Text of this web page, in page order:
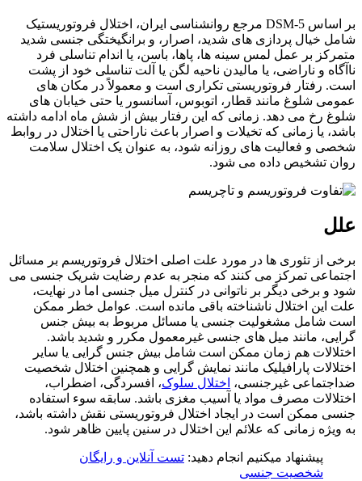
بر اساس DSM-5 مرجع روانشناسی ایران، اختلال فروتوریستیک
خیال پردازی های شدید، اصرار، و برانگیختگی جنسی شدید
بر عمل لمس سینه ها، پاها، باسن، یا اندام تناسلی فرد
و ناراضی، یا مالیدن ناحیه لگن یا آلت تناسلی خود از پشت
رفتار فروتوریستی تکراری است و معمولاً در مکان های
شلوغ مانند قطار، اتوبوس، آسانسور یا حتی خیابان های
رخ می دهد. زمانی که این رفتار بیش از شش ماه ادامه داشته
یا زمانی که تخیلات و اصرار باعث ناراحتی یا اختلال در روابط
و فعالیت های روزانه شود، به عنوان یک اختلال سلامت
تشخیص داده می شود.
از تئوری ها در مورد علت اصلی اختلال فروتوریسم بر مسائل
تمرکز می کنند که منجر به عدم رضایت شریک جنسی می
برخی دیگر بر ناتوانی در کنترل میل جنسی اما در نهایت،
این اختلال ناشناخته باقی مانده است. عوامل خطر ممکن
شامل مشغولیت جنسی یا مسائل مربوط به بیش جنس
مانند میل های جنسی غیرمعمول مکرر و شدید باشد.
هم زمان ممکن است شامل بیش جنس گرایی یا سایر
پارافیلیک مانند نمایش گرایی و همچنین اختلال شخصیت
غیرجنسی،اختلال سلوک، افسردگی، اضطراب،
مصرف مواد یا آسیب مغزی باشد. سابقه سوء استفاده
ممکن است در ایجاد اختلال فروتوریستی نقش داشته باشد،
زمانی که علائم این اختلال در سنین پایین ظاهر شود.
پیشنهاد میکنیم انجام دهید:تست آنلاین و رایگان
شخصیت جنسی